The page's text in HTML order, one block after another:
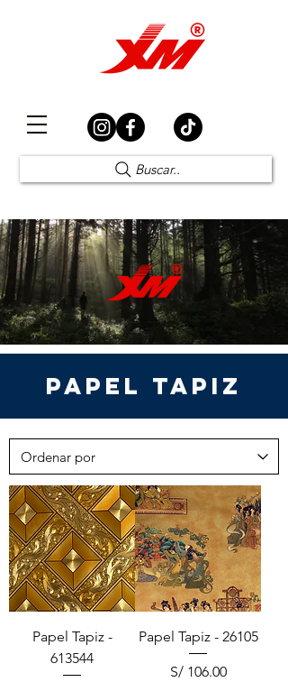
Buscar..
PAPEL TAPIZ
Papel Tapiz -
613544
Papel Tapiz - 26105
Precio
S/ 106.00